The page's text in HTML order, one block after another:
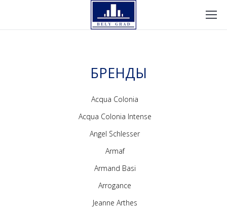
БРЕНДЫ
Acqua Colonia
Acqua Colonia Intense
Angel Schlesser
Armaf
Armand Basi
Arrogance
Jeanne Arthes